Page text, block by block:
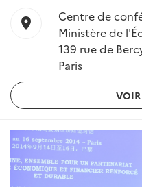
location_on
Centre de
Ministère de
139 rue de
Paris